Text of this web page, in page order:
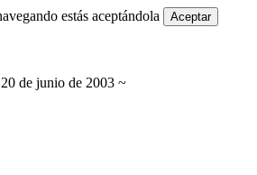
estás aceptándola Aceptar
de junio de 2003 ~